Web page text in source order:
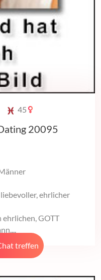
45
20095
ehrlicher
ehrlichen, GOTT
treffen